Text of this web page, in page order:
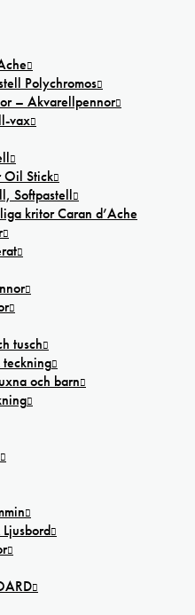
Polychromos
– Akvarellpennor
vax
Oil Stick
Softpastell
kritor Caran d’Ache
tusch
teckning
och barn